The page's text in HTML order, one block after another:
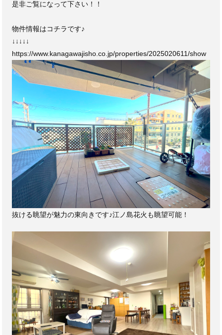
是非ご覧になって下さい！！
物件情報はコチラです♪
↓↓↓↓↓
https://www.kanagawajisho.co.jp/properties/2025020611/show
抜ける眺望が魅力の東向きです♪江ノ島花火も眺望可能！